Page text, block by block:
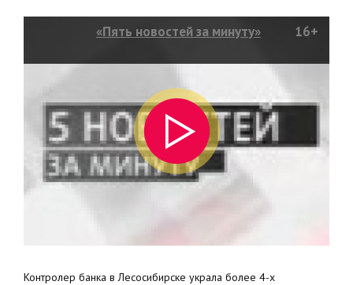
«Пять новостей за минуту» 16+
Контролер банка в Лесосибирске украла более 4-х